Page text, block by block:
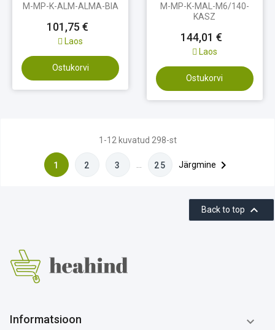
M-MP-K-ALM-ALMA-BIA
101,75 €
Laos
Ostukorvi
M-MP-K-MAL-M6/140-
KASZ
144,01 €
Laos
Ostukorvi
1-12 kuvatud 298-st
1 2 3 25 Järgmine 
Back to top 
Informatsioon 